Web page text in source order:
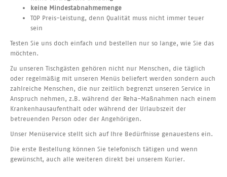
keine Mindestabnahmemenge
TOP Preis-Leistung, denn Qualität muss nicht immer teuer
sein
Testen Sie uns doch einfach und bestellen nur so lange, wie Sie das
möchten.
Zu unseren Tischgästen gehören nicht nur Menschen, die täglich
oder regelmäßig mit unseren Menüs beliefert werden sondern auch
zahlreiche Menschen, die nur zeitlich begrenzt unseren Service in
Anspruch nehmen, z.B. während der Reha-Maßnahmen nach einem
Krankenhausaufenthalt oder während der Urlaubszeit der
betreuenden Person oder der Angehörigen.
Unser Menüservice stellt sich auf Ihre Bedürfnisse genauestens ein.
Die erste Bestellung können Sie telefonisch tätigen und wenn
gewünscht, auch alle weiteren direkt bei unserem Kurier.